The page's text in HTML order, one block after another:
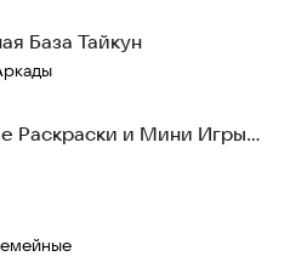
База Тайкун
Раскраски и Мини Игры